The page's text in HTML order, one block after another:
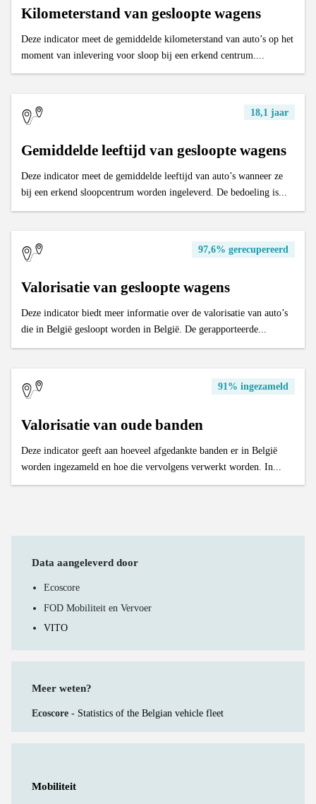
Kilometerstand van gesloopte wagens
Deze indicator meet de gemiddelde kilometerstand van auto’s op het
moment van inlevering voor sloop bij een erkend centrum....
18,1 jaar
Gemiddelde leeftijd van gesloopte wagens
Deze indicator meet de gemiddelde leeftijd van auto’s wanneer ze
bij een erkend sloopcentrum worden ingeleverd. De bedoeling is...
97,6% gerecupereerd
Valorisatie van gesloopte wagens
Deze indicator biedt meer informatie over de valorisatie van auto’s
die in België gesloopt worden in België. De gerapporteerde...
91% ingezameld
Valorisatie van oude banden
Deze indicator geeft aan hoeveel afgedankte banden er in België
worden ingezameld en hoe die vervolgens verwerkt worden. In...
Data aangeleverd door
Ecoscore
FOD Mobiliteit en Vervoer
VITO
Meer weten?
Ecoscore - Statistics of the Belgian vehicle fleet
Mobiliteit